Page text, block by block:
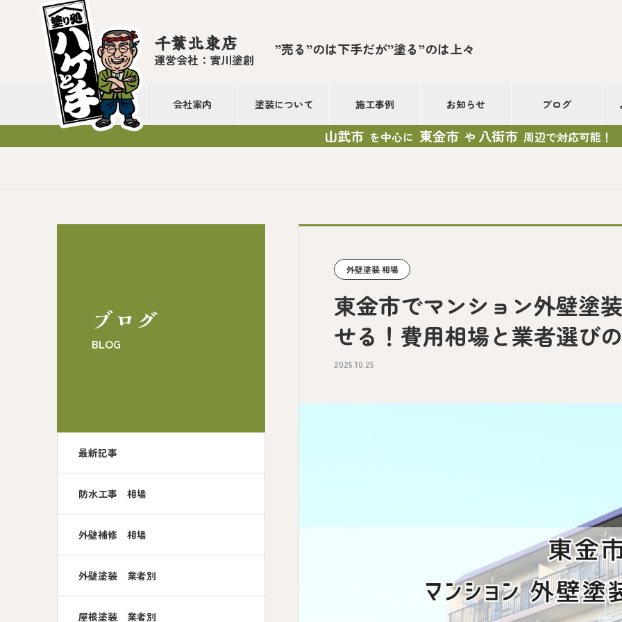
千葉北東店
運営会社：實川塗創
”売る”のは下手だが”塗る”のは上々
会社案内 塗装について 施工事例 お知らせ ブログ
山武市 を中心に 東金市 や 八街市 周辺で対応可能！
ブログ
BLOG
最新記事
防水工事 相場
外壁補修 相場
外壁塗装 業者別
屋根塗装 業者別
外壁塗装 相場
東金市でマンション外壁塗
せる！費用相場と業者選び
2025.10.25